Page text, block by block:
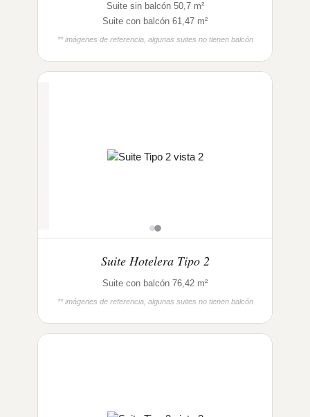
Suite sin balcón 50,7 m²
Suite con balcón 61,47 m²
** imágenes de referencia, algunas suites no tienen balcón
Suite Hotelera Tipo 2
Suite con balcón 76,42 m²
** imágenes de referencia, algunas suites no tienen balcón